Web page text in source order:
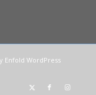
Enfold WordPress